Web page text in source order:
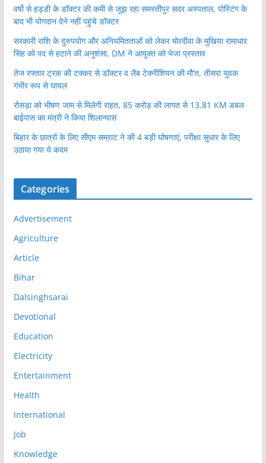
वर्षो से हड्डी के डॉक्टर की कमी से जूझ रहा समस्तीपुर सदर अस्पताल, पोस्टिंग के
बाद भी योगदान देने नहीं पहुंचे डॉक्टर
सरकारी राशि के दुरुपयोग और अनियमितताओं को लेकर मोरदीवा के मुखिया रामाधार
सिंह को पद से हटाने की अनुशंसा, DM ने आयुक्त को भेजा प्रस्ताव
तेज रफ्तार ट्रक की टक्कर से डॉक्टर व लैब टेक्नीशियन की मौ’त, तीसरा युवक
गंभीर रूप से घायल
रोसड़ा को भीषण जाम से मिलेगी राहत, 85 करोड़ की लागत से 13.81 KM डबल
बाईपास का मंत्री ने किया शिलान्यास
बिहार के छात्रों के लिए सीएम सम्राट ने की 4 बड़ी घोषणाएं, परीक्षा सुधार के लिए
उठाया गया ये कदम
Categories
Advertisement
Agriculture
Article
Bihar
Dalsinghsarai
Devotional
Education
Electricity
Entertainment
Health
International
Job
Knowledge